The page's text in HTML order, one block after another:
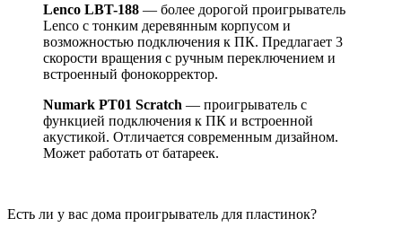
Lenco LBT-188 — более дорогой проигрыватель
Lenco с тонким деревянным корпусом и
возможностью подключения к ПК. Предлагает 3
скорости вращения с ручным переключением и
встроенный фонокорректор.
Numark PT01 Scratch — проигрыватель с
функцией подключения к ПК и встроенной
акустикой. Отличается современным дизайном.
Может работать от батареек.
Есть ли у вас дома проигрыватель для пластинок?